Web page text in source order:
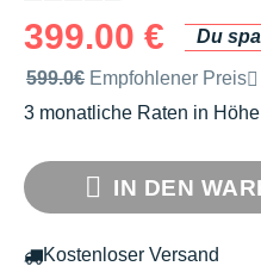
399.00 €
Du
Unverbindliche
599.0€ Empfohlener Preis
3 monatliche Raten in
Ohne Zusatzkosten
IN DEN
Kostenloser Versand